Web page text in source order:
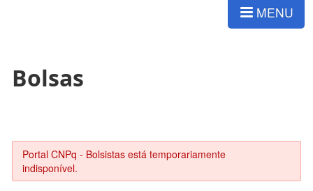
MENU
Bolsas
Portal CNPq - Bolsistas está temporariamente
indisponível.